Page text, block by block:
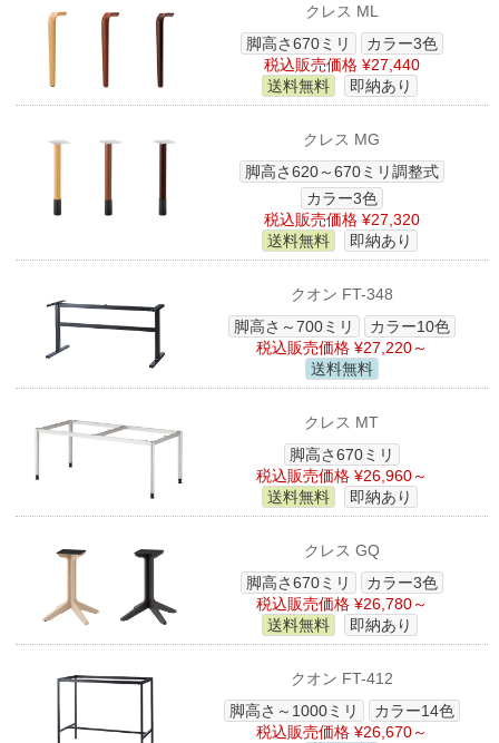
クレス ML
脚高さ670ミリ
カラー3色
税込販売価格 ¥27,440
送料無料
即納あり
クレス MG
脚高さ620～670ミリ調整式
カラー3色
税込販売価格 ¥27,320
送料無料
即納あり
クオン FT-348
脚高さ～700ミリ
カラー10色
税込販売価格 ¥27,220～
送料無料
クレス MT
脚高さ670ミリ
税込販売価格 ¥26,960～
送料無料
即納あり
クレス GQ
脚高さ670ミリ
カラー3色
税込販売価格 ¥26,780～
送料無料
即納あり
クオン FT-412
脚高さ～1000ミリ
カラー14色
税込販売価格 ¥26,670～